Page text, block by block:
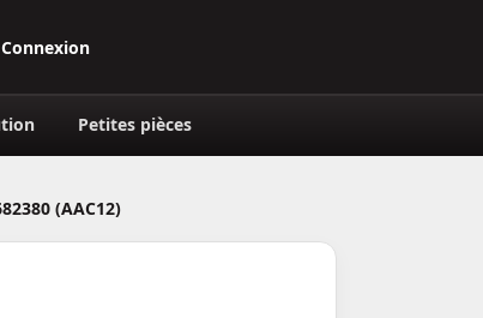
Connexion
Petites pièces
(AAC12)